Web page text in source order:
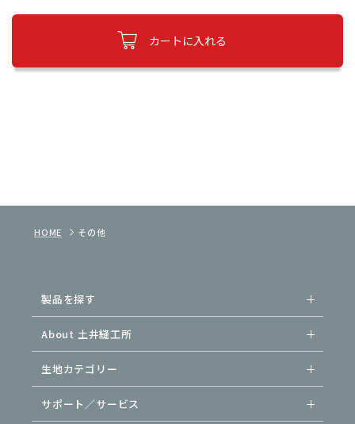
カートに入れる
HOME その他
製品を探す
About 土井縫工所
生地カテゴリー
サポート／サービス